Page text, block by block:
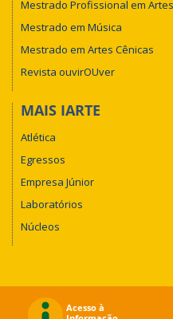
Mestrado Profissional em Artes
Mestrado em Música
Mestrado em Artes Cênicas
Revista ouvirOUver
MAIS IARTE
Atlética
Egressos
Empresa Júnior
Laboratórios
Núcleos